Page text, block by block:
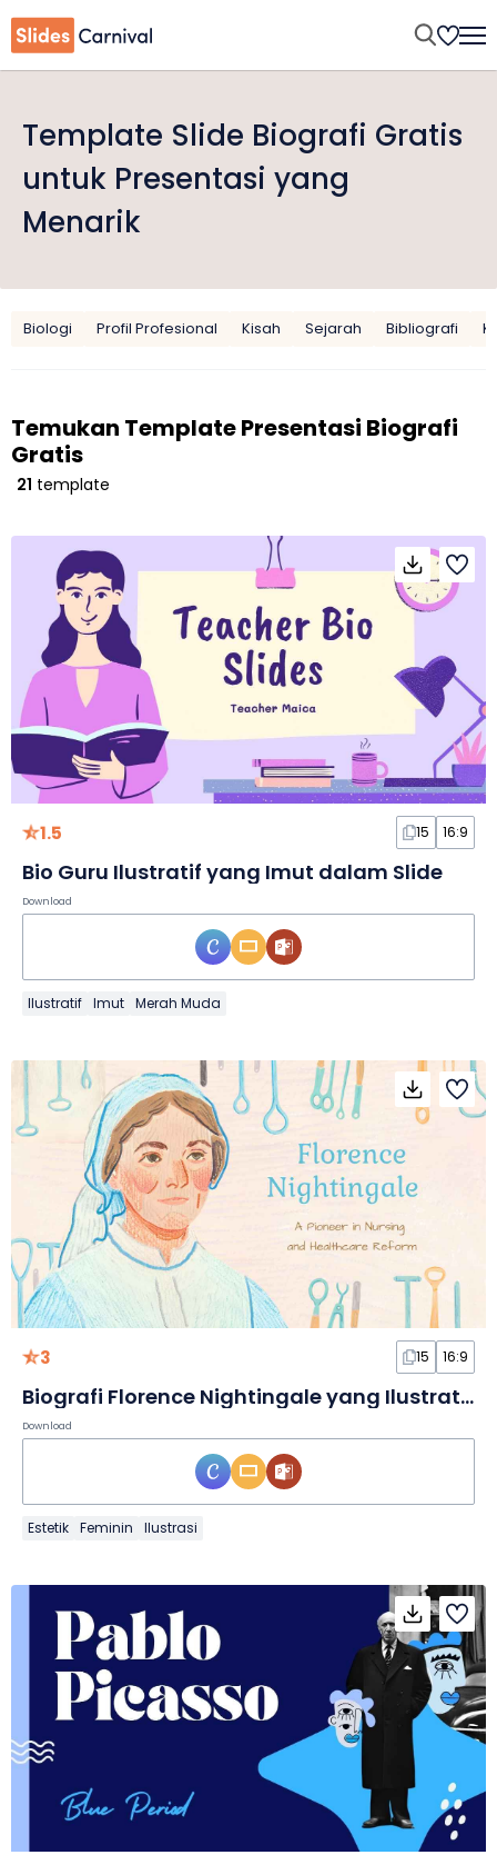
Template Slide Biografi Gratis
untuk Presentasi yang
Menarik
Biologi Profil Profesional Kisah Sejarah Bibliografi
Temukan Template Presentasi Biografi
Gratis
21 template
1.5 15 16:9
Bio Guru Ilustratif yang Imut dalam Slide
Download
Ilustratif Imut Merah Muda
3 15 16:9
Biografi Florence Nightingale yang Ilustratif dalam Slide
Download
Estetik Feminin Ilustrasi